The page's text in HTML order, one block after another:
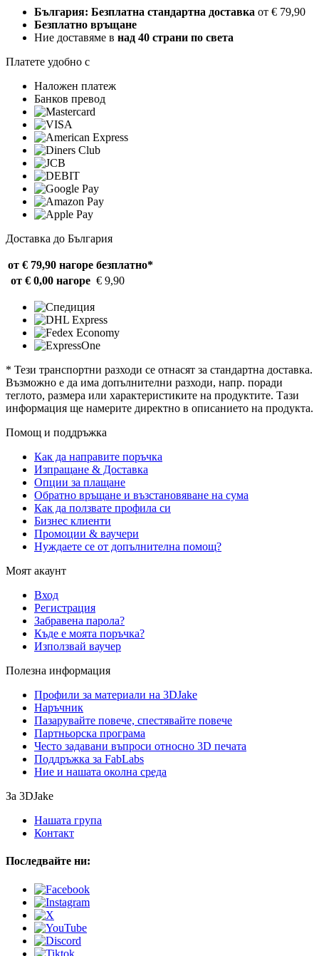
България: Безплатна стандартна доставка от € 79,90
Безплатно връщане
Ние доставяме в над 40 страни по света
Платете удобно с
Наложен платеж
Банков превод
Доставка до България
от € 79,90 нагоре безплатно*
от € 0,00 нагоре € 9,90
* Тези транспортни разходи се отнасят за стандартна доставка.
Възможно е да има допълнителни разходи, напр. поради
теглото, размера или характеристиките на продуктите. Тази
информация ще намерите директно в описанието на продукта.
Помощ и поддръжка
Как да направите поръчка
Изпращане & Доставка
Опции за плащане
Обратно връщане и възстановяване на сума
Как да ползвате профила си
Бизнес клиенти
Промоции & ваучери
Нуждаете се от допълнителна помощ?
Моят акаунт
Вход
Регистрация
Забравена парола?
Къде е моята поръчка?
Използвай ваучер
Полезна информация
Профили за материали на 3DJake
Наръчник
Пазарувайте повече, спестявайте повече
Партньорска програма
Често задавани въпроси относно 3D печата
Поддръжка за FabLabs
Ние и нашата околна среда
За 3DJake
Нашата група
Контакт
Последвайте ни: